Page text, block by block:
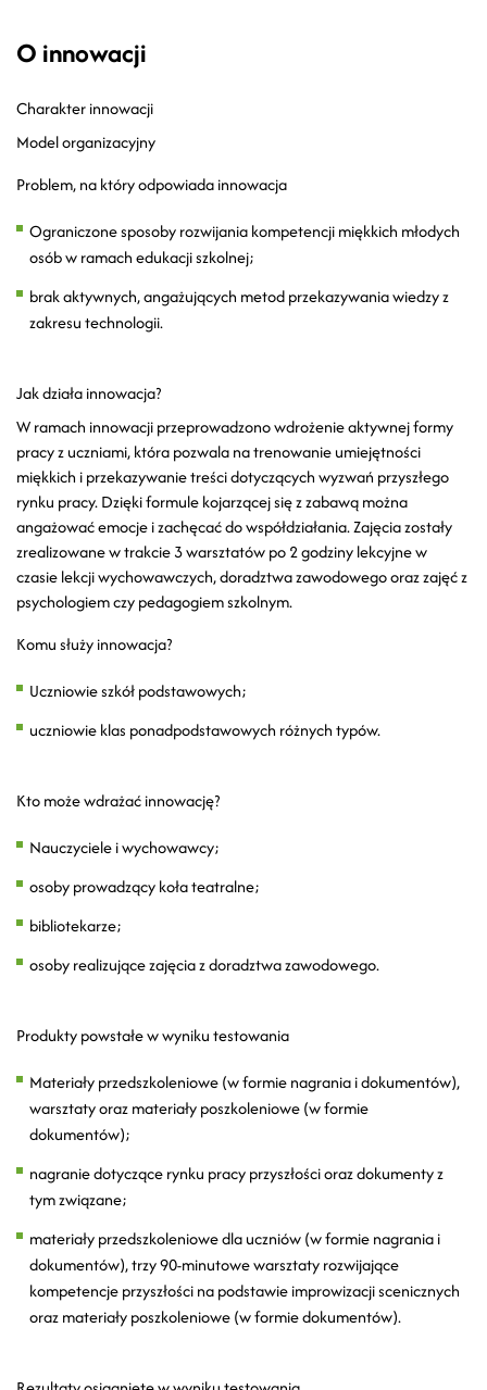
O innowacji
Charakter innowacji
Model organizacyjny
Problem, na który odpowiada innowacja
Ograniczone sposoby rozwijania kompetencji miękkich młodych
osób w ramach edukacji szkolnej;
brak aktywnych, angażujących metod przekazywania wiedzy z
zakresu technologii.
Jak działa innowacja?
W ramach innowacji przeprowadzono wdrożenie aktywnej formy
pracy z uczniami, która pozwala na trenowanie umiejętności
miękkich i przekazywanie treści dotyczących wyzwań przyszłego
rynku pracy. Dzięki formule kojarzącej się z zabawą można
angażować emocje i zachęcać do współdziałania. Zajęcia zostały
zrealizowane w trakcie 3 warsztatów po 2 godziny lekcyjne w
czasie lekcji wychowawczych, doradztwa zawodowego oraz zajęć z
psychologiem czy pedagogiem szkolnym.
Komu służy innowacja?
Uczniowie szkół podstawowych;
uczniowie klas ponadpodstawowych różnych typów.
Kto może wdrażać innowację?
Nauczyciele i wychowawcy;
osoby prowadzący koła teatralne;
bibliotekarze;
osoby realizujące zajęcia z doradztwa zawodowego.
Produkty powstałe w wyniku testowania
Materiały przedszkoleniowe (w formie nagrania i dokumentów),
warsztaty oraz materiały poszkoleniowe (w formie
dokumentów);
nagranie dotyczące rynku pracy przyszłości oraz dokumenty z
tym związane;
materiały przedszkoleniowe dla uczniów (w formie nagrania i
dokumentów), trzy 90-minutowe warsztaty rozwijające
kompetencje przyszłości na podstawie improwizacji scenicznych
oraz materiały poszkoleniowe (w formie dokumentów).